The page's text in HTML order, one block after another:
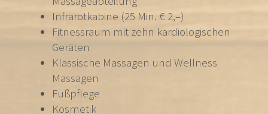
Infrarotkabine (25 Min. € 2,–)
Fitnessraum mit zehn kardiologischen
Geräten
Klassische Massagen und Wellness
Massagen
Fußpflege
Kosmetik